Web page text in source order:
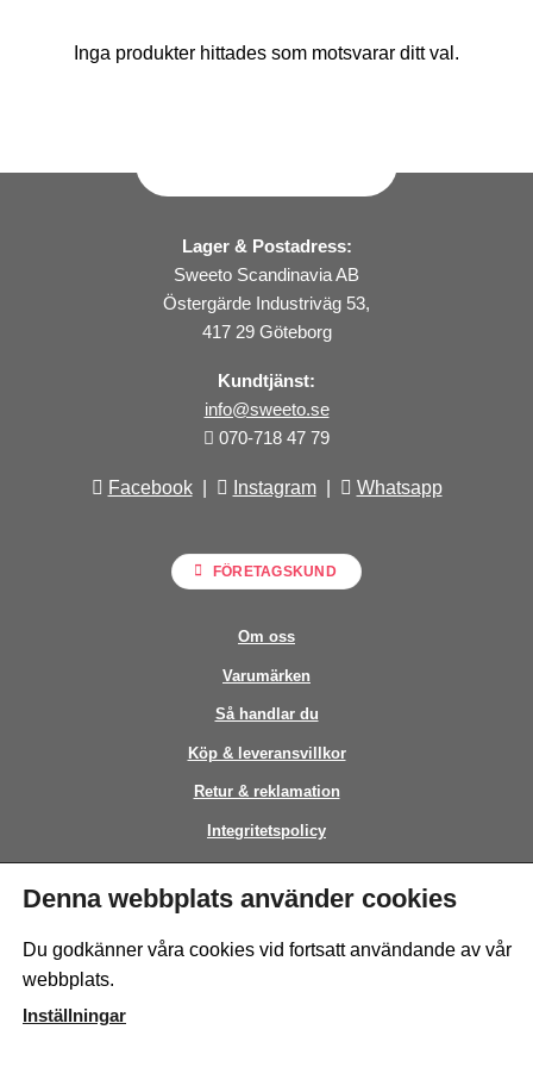
Inga produkter hittades som motsvarar ditt val.
Lager & Postadress:
Sweeto Scandinavia AB
Östergärde Industriväg 53,
417 29 Göteborg
Kundtjänst:
info@sweeto.se
070-718 47 79
Facebook| Instagram| Whatsapp
FÖRETAGSKUND
Om oss
Varumärken
Så handlar du
Köp & leveransvillkor
Retur & reklamation
Integritetspolicy
Kontakt
This site is protected by reCAPTCHA and the GooglePrivacy Policyand
Denna webbplats använder cookies
Du godkänner våra cookies vid fortsatt användande av vår
webbplats.
Inställningar